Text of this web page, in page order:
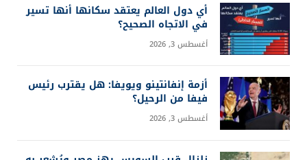
أي دول العالم يعتقد سكانها أنها تسير
في الاتجاه الصحيح؟
أغسطس 3, 2026
أزمة إنفانتينو ويويفا: هل يقترب رئيس
فيفا من الرحيل؟
أغسطس 3, 2026